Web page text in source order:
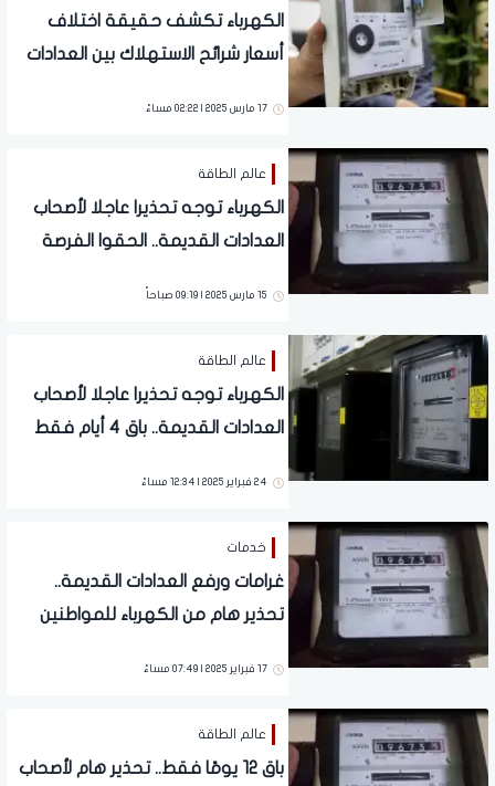
الكهرباء تكشف حقيقة اختلاف
أسعار شرائح الاستهلاك بين العدادات
17 مارس 2025 | 02:22 مساءً
عالم الطاقة
الكهرباء توجه تحذيرا عاجلا لأصحاب
العدادات القديمة.. الحقوا الفرصة
15 مارس 2025 | 09:19 صباحاً
عالم الطاقة
الكهرباء توجه تحذيرا عاجلا لأصحاب
العدادات القديمة.. باق 4 أيام فقط
24 فبراير 2025 | 12:34 مساءً
خدمات
غرامات ورفع العدادات القديمة..
تحذير هام من الكهرباء للمواطنين
17 فبراير 2025 | 07:49 مساءً
عالم الطاقة
باق 12 يومًا فقط.. تحذير هام لأصحاب